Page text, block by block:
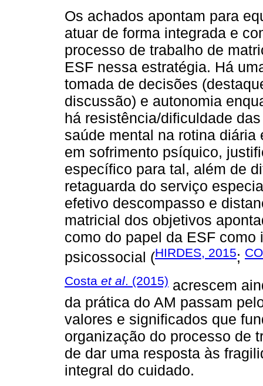
Os achados apontam para
atuar de forma integrada e
processo de trabalho de
ESF nessa estratégia. Há
tomada de decisões
discussão) e autonomia
há resistência/dificuldade
saúde mental na rotina
em sofrimento psíquico,
específico para tal, além de
retaguarda do serviço
efetivo descompasso e
matricial dos objetivos
como do papel da ESF
psicossocial (HIRDES, 2015;
Costa et al . (2015) acrescem
da prática do AM passam
valores e significados que
organização do processo de
de dar uma resposta às
integral do cuidado.